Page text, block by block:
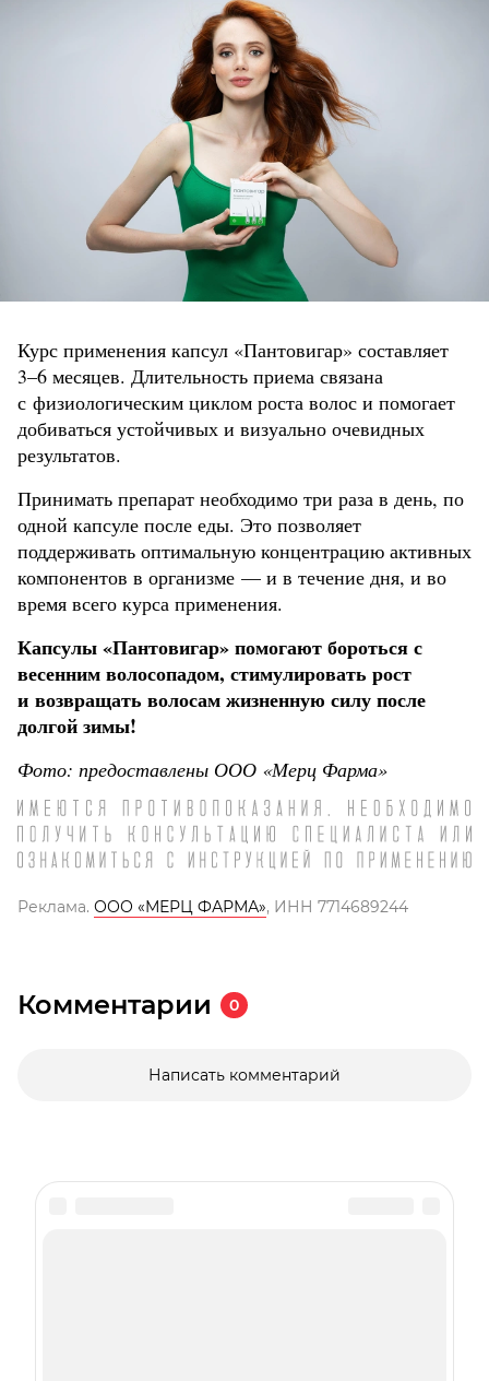
Курс применения капсул «Пантовигар» составляет
3–6 месяцев. Длительность приема связана
с физиологическим циклом роста волос и помогает
добиваться устойчивых и визуально очевидных
результатов.
Принимать препарат необходимо три раза в день, по
одной капсуле после еды. Это позволяет
поддерживать оптимальную концентрацию активных
компонентов в организме — и в течение дня, и во
время всего курса применения.
Капсулы «Пантовигар» помогают бороться с
весенним волосопадом, стимулировать рост
и возвращать волосам жизненную силу после
долгой зимы!
Фото: предоставлены ООО «Мерц Фарма»
Реклама. ООО «МЕРЦ ФАРМА», ИНН 7714689244
Комментарии 0
Написать комментарий